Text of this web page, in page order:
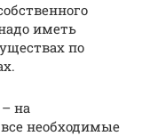
иметь
по
на
необходимые